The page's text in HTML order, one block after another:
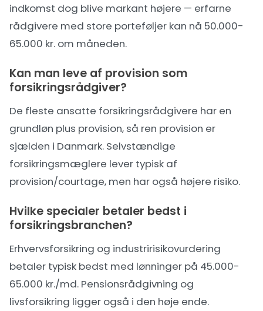
indkomst dog blive markant højere — erfarne
rådgivere med store porteføljer kan nå 50.000-
65.000 kr. om måneden.
Kan man leve af provision som
forsikringsrådgiver?
De fleste ansatte forsikringsrådgivere har en
grundløn plus provision, så ren provision er
sjælden i Danmark. Selvstændige
forsikringsmæglere lever typisk af
provision/courtage, men har også højere risiko.
Hvilke specialer betaler bedst i
forsikringsbranchen?
Erhvervsforsikring og industririsikovurdering
betaler typisk bedst med lønninger på 45.000-
65.000 kr./md. Pensionsrådgivning og
livsforsikring ligger også i den høje ende.